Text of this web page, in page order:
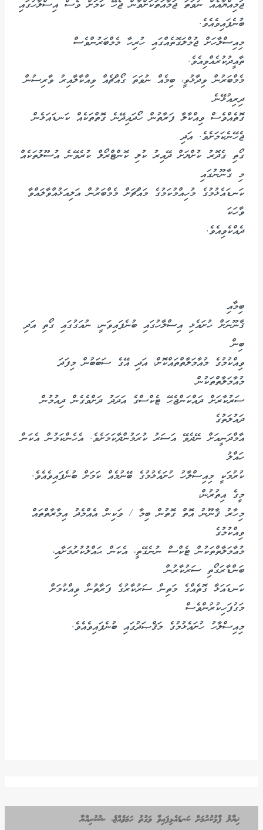
ޖަމިއްޔާއެއް ނުވަތަ ޖަމާއަތަކަށްވާން ޖެހޭ ކަމަށް ވެސް އިސްލާހުގައި
ބުނެފައިވެއެވެ.
މިއިސްލާހަށް ޖުމްލަގޮތެއްގައި ހުރިހާ މެމްބަރުންވެސް
ތާއީދުކުރެއްވިއެވެ.
މެމްބަރުން ވިދާޅުވީ، ބިމެއް ނުވަތަ ގޯއްޗެއް ވިއްކާލާއިރު ވާރިސުން
ދިރިއުޅޭނެ
ގޮތެއްވެސް ވިއްކާލާ ފަރާތުން ހޯދައިދޭނެ ގޮތްތަކެއް ކަނޑައަޅެން
ޖެހޭނެކަމަށެވެ. އަދި
ގޯތި ގެދޮރު ކުށްޔަށް ދޭއިރު ކުލި ކޮންޓްރޯލް ކުރެވޭނެ އުސޫލުތަކެއް
މި ގާނޫނުގައި
ކަނޑައެޅުމުގެ މުހިއްމުކަމުގެ މައްޗަށް މެމްބަރުން އަލިއަޅުއްވާލައްވާ
ވާހަކަ
ދެއްކެވިއެވެ.
ބިމާއި
ޤާނޫނަށް ހުށައެޅި އިސްލާހުގައި ބުނެފައިވަނީ، ނުއަގުގައި ގޯތި އަދި
ބިން
ވިއްކުމުގެ މުއާމަލާތްތައްކޮށް، އަދި އޭގެ ސަބަބުން މިފަދަ
މުއާމަލާތްތަކުން
ސަރުކާރަށް ދައްކަންޖެހޭ ޓެކްސްގެ އަދަދު ދަށްވެގެން ދިއުމުން
ދައުލަތުގެ
އާމްދަނީއަށް ނޭދެވޭ އަސަރު ކުރަމުންދާކަމަށެވެ. އެހެންކަމުން އެކަން
ހައްލު
ކުރުމަކީ މިއިސްލާހު ހުށައެޅުމުގެ ބޭނުމެއް ކަމަށް ބުނެފައިވެއެވެ.
މީގެ އިތުރުން،
މިހާރު ޤާނޫނު އޮތް ގޮތުން ބިމާ / ވަކިން އެއްމެދު އިމާރާތްތައް
ވިއްކުމުގެ
މުޢާމަލާތްތަކުން ޓެކްސް ނުނެގޭތީ، އެކަން ޙައްލުކުރުމަށާއި،
ބަންޑާރަގޯތި ސަރުކާރުން
ކަނޑައަޅާ ގޮތެއްގެ މަތިން ސަރުކާރުގެ ފަރާތުން ވިއްކުމަށް
މަގުފަހިކުރުންވެސް
މިއިސްލާހު ހުށައެޅުމުގެ މަޤްޞަދުގައި ބުނެފައިވެއެވެ.
ޚިޔާލު ފާޅުކުރުމަށް ކަނޑައެޅިފައިވާ ވަގުތު ހަމަވެއްޖެ، ޝުކުރިއްޔާ